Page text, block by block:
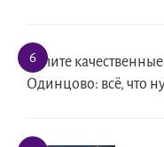
Купите
Одинцово: всё, что